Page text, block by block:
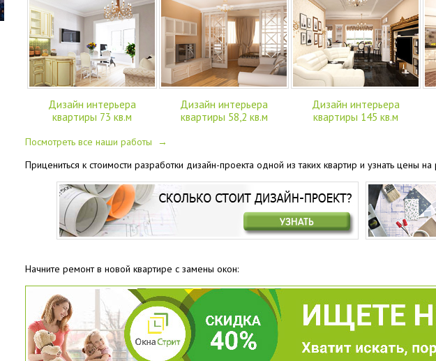
Дизайн интерьера
квартиры 73 кв.м
Дизайн интерьера
квартиры 58,2 кв.м
Дизайн интерьера
квартиры 145 кв.м
Посмотреть все наши работы →
Прицениться к стоимости разработки дизайн-проекта одной из таких квартир и узнать
Начните ремонт в новой квартире с замены окон: